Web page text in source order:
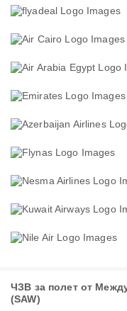
ЧЗВ за полет от
(SAW)